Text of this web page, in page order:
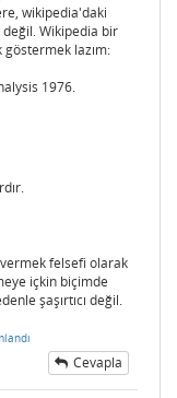
wikipedia'daki
değil. Wikipedia bir
göstermek lazım:
1976.
vermek felsefi olarak
içkin biçimde
şaşırtıcı değil.
Cevapla